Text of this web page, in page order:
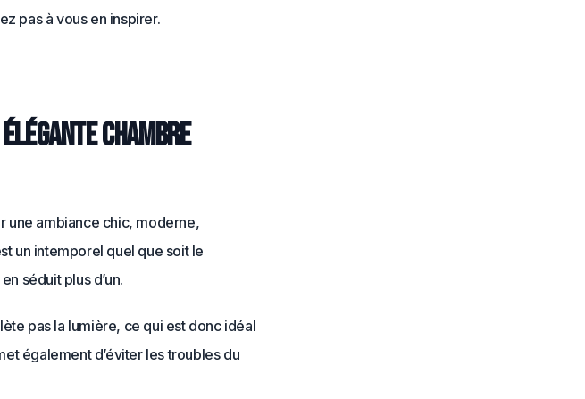
pas à vous en inspirer.
chambre
une ambiance chic, moderne,
un intemporel quel que soit le
séduit plus d’un.
pas la lumière, ce qui est donc idéal
également d’éviter les troubles du